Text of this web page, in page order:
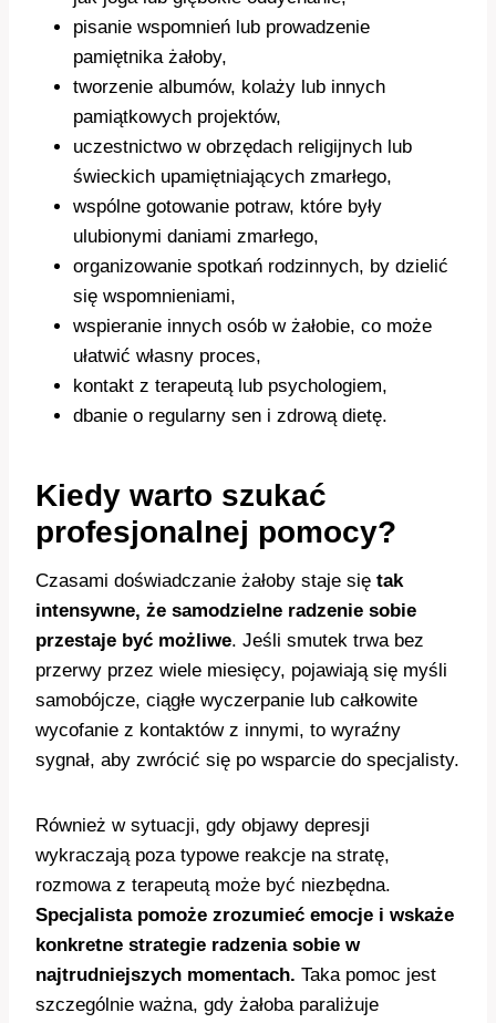
pisanie wspomnień lub prowadzenie
pamiętnika żałoby,
tworzenie albumów, kolaży lub innych
pamiątkowych projektów,
uczestnictwo w obrzędach religijnych lub
świeckich upamiętniających zmarłego,
wspólne gotowanie potraw, które były
ulubionymi daniami zmarłego,
organizowanie spotkań rodzinnych, by dzielić
się wspomnieniami,
wspieranie innych osób w żałobie, co może
ułatwić własny proces,
kontakt z terapeutą lub psychologiem,
dbanie o regularny sen i zdrową dietę.
Kiedy warto szukać
profesjonalnej pomocy?
Czasami doświadczanie żałoby staje się tak
intensywne, że samodzielne radzenie sobie
przestaje być możliwe. Jeśli smutek trwa bez
przerwy przez wiele miesięcy, pojawiają się myśli
samobójcze, ciągłe wyczerpanie lub całkowite
wycofanie z kontaktów z innymi, to wyraźny
sygnał, aby zwrócić się po wsparcie do specjalisty.
Również w sytuacji, gdy objawy depresji
wykraczają poza typowe reakcje na stratę,
rozmowa z terapeutą może być niezbędna.
Specjalista pomoże zrozumieć emocje i wskaże
konkretne strategie radzenia sobie w
najtrudniejszych momentach. Taka pomoc jest
szczególnie ważna, gdy żałoba paraliżuje